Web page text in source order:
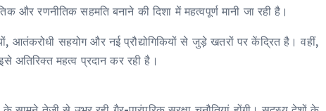
रणनीतिक सहमति बनाने की दिशा में महत्वपूर्ण मानी जा रही है।
आतंकरोधी सहयोग और नई प्रौद्योगिकियों से जुड़े खतरों पर केंद्रित है। वहीं,
अतिरिक्त महत्व प्रदान कर रही है।